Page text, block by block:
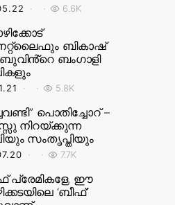
6.6K
ബികാഷ്
ബംഗാളി
5.8K
പൊതിച്ചോറ് –
നിറയ്ക്കുന്ന
സംതൃപ്തിയും
7.7K
പ്രേമികളേ, ഈ
‘ബീഫ്’